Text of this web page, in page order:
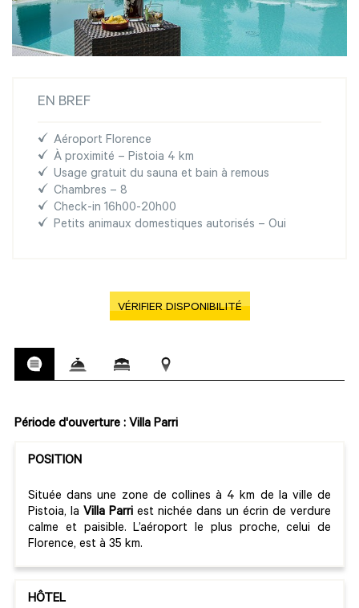
EN BREF
Aéroport Florence
À proximité – Pistoia 4 km
Usage gratuit du sauna et bain à remous
Chambres – 8
Check-in 16h00-20h00
Petits animaux domestiques autorisés – Oui
VÉRIFIER DISPONIBILITÉ
Période d'ouverture : Villa Parri
POSITION
Située dans une zone de collines à 4 km de la ville de
Pistoia, la Villa Parri est nichée dans un écrin de verdure
calme et paisible. L’aéroport le plus proche, celui de
Florence, est à 35 km.
HÔTEL